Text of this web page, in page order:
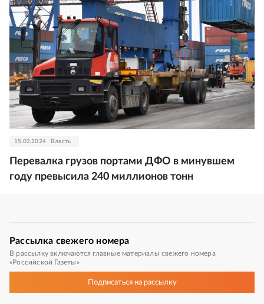
15.02.2024 Власть
Перевалка грузов портами ДФО в минувшем
году превысила 240 миллионов тонн
Рассылка свежего номера
В рассылку включаются главные материалы свежего номера
«Российской Газеты»
Подписатьсяна рассылку